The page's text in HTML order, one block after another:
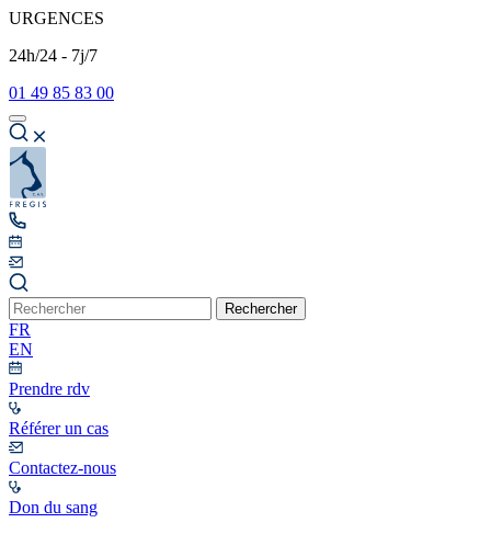
URGENCES
24h/24 - 7j/7
01 49 85 83 00
Rechercher
FR
EN
Prendre rdv
Référer un cas
Contactez-nous
Don du sang